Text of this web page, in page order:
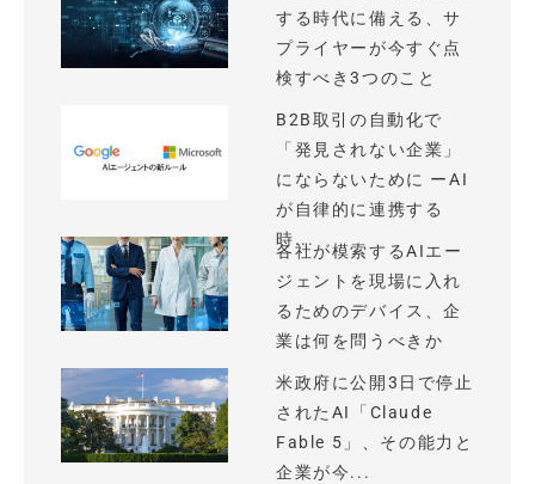
する時代に備える、サ
プライヤーが今すぐ点
検すべき3つのこと
B2B取引の自動化で
「発見されない企業」
にならないために ーAI
が自律的に連携する
時...
各社が模索するAIエー
ジェントを現場に入れ
るためのデバイス、企
業は何を問うべきか
米政府に公開3日で停止
されたAI「Claude
Fable 5」、その能力と
企業が今...